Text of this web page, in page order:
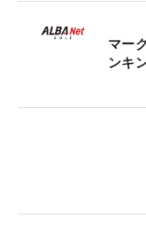
マー
ンキ